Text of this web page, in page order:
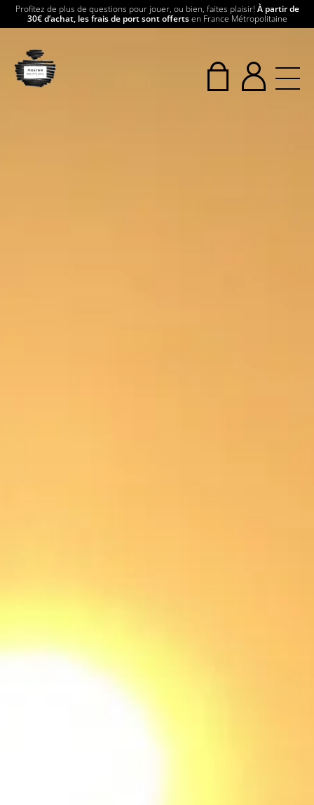
Profitez de plus de questions pour jouer, ou bien, faites plaisir! À partir de
30€ d’achat, les frais de port sont offertsen France Métropolitaine